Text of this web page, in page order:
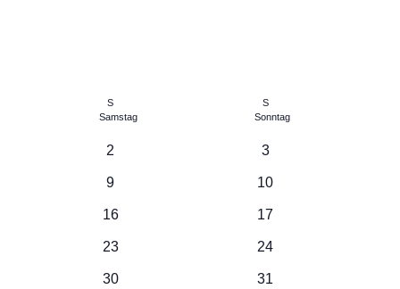
S
Samstag
S
Sonntag
0
2
0
3
0
9
0
10
0
16
0
17
0
23
0
24
0
30 0
31